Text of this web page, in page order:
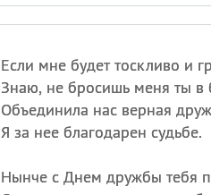
Если мне будет тоскливо и
Знаю, не бросишь меня ты в
Объединила нас верная
Я за нее благодарен судьбе.
Нынче с Днем дружбы тебя